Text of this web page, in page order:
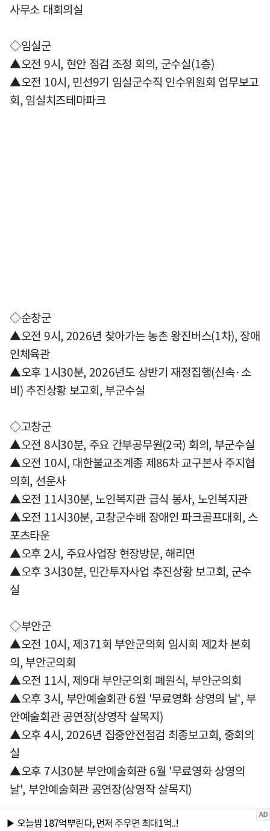
사무소 대회의실
◇임실군
▲오전 9시, 현안 점검 조정 회의, 군수실(1층)
▲오전 10시, 민선9기 임실군수직 인수위원회 업무보고
회, 임실치즈테마파크
◇순창군
▲오전 9시, 2026년 찾아가는 농촌 왕진버스(1차), 장애
인체육관
▲오후 1시30분, 2026년도 상반기 재정집행(신속·소
비) 추진상황 보고회, 부군수실
◇고창군
▲오전 8시30분, 주요 간부공무원(2국) 회의, 부군수실
▲오전 10시, 대한불교조계종 제86차 교구본사 주지협
의회, 선운사
▲오전 11시30분, 노인복지관 급식 봉사, 노인복지관
▲오전 11시30분, 고창군수배 장애인 파크골프대회, 스
포츠타운
▲오후 2시, 주요사업장 현장방문, 해리면
▲오후 3시30분, 민간투자사업 추진상황 보고회, 군수
실
◇부안군
▲오전 10시, 제371회 부안군의회 임시회 제2차 본회
의, 부안군의회
▲오전 11시, 제9대 부안군의회 폐원식, 부안군의회
▲오후 3시, 부안예술회관 6월 '무료영화 상영의 날', 부
안예술회관 공연장(상영작 살목지)
▲오후 4시, 2026년 집중안전점검 최종보고회, 중회의
실
▲오후 7시30분 부안예술회관 6월 '무료영화 상영의
날', 부안예술회관 공연장(상영작 살목지)